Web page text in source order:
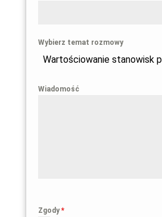
Wybierz temat rozmowy
Wiadomość
Zgody*